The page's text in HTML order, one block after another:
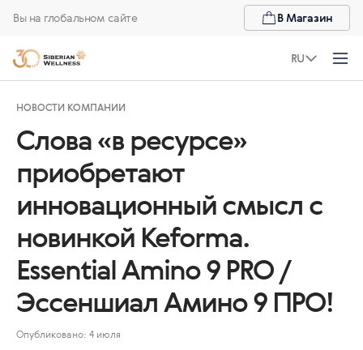
Вы на глобальном сайте В Магазин
RU
НОВОСТИ КОМПАНИИ
Слова «в ресурсе»
приобретают
инновационный смысл с
новинкой Keforma.
Essential Amino 9 PRO /
Эссеншиал Амино 9 ПРО!
Опубликовано: 4 июля